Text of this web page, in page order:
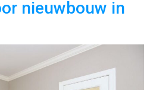
nieuwbouw in